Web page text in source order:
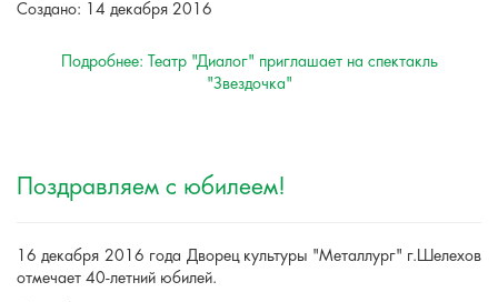
Создано: 14 декабря 2016
Подробнее: Театр "Диалог" приглашает на спектакль
"Звездочка"
Поздравляем с юбилеем!
16 декабря 2016 года Дворец культуры "Металлург" г.Шелехов
отмечает 40-летний юбилей.